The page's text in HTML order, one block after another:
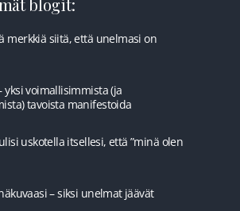
blogit:
merkkiä siitä, että unelmasi on
yksi voimallisimmista (ja
tavoista manifestoida
uskotella itsellesi, että ”minä olen
– siksi unelmat jäävät